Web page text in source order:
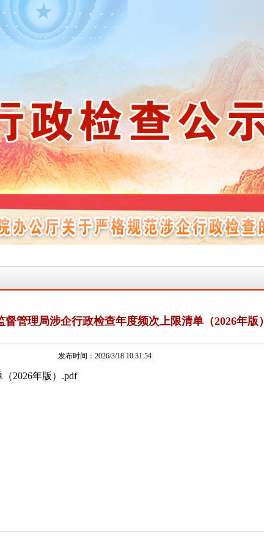
督管理局涉企行政检查年度频次上限清单（2026年版）
发布时间：2026/3/18 10:31:54
2026年版） .pdf